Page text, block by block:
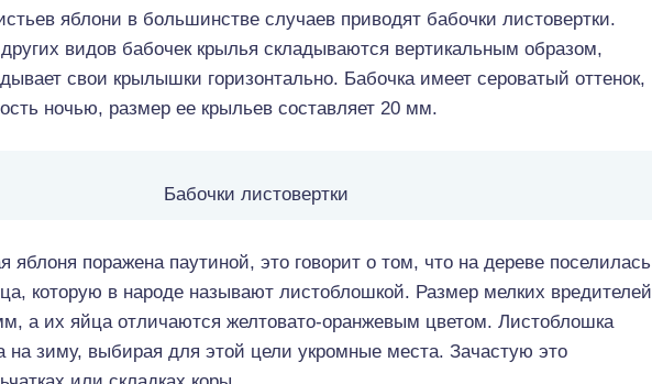
яблони в большинстве случаев приводят бабочки листовертки.
видов бабочек крылья складываются вертикальным образом,
свои крылышки горизонтально. Бабочка имеет сероватый оттенок,
ночью, размер ее крыльев составляет 20 мм.
Бабочки листовертки
яблоня поражена паутиной, это говорит о том, что на дереве поселилась
которую в народе называют листоблошкой. Размер мелких вредителей
а их яйца отличаются желтовато-оранжевым цветом. Листоблошка
на зиму, выбирая для этой цели укромные места. Зачастую это